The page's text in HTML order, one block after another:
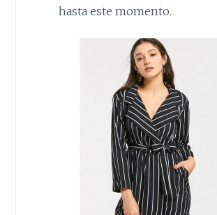
hasta este momento.